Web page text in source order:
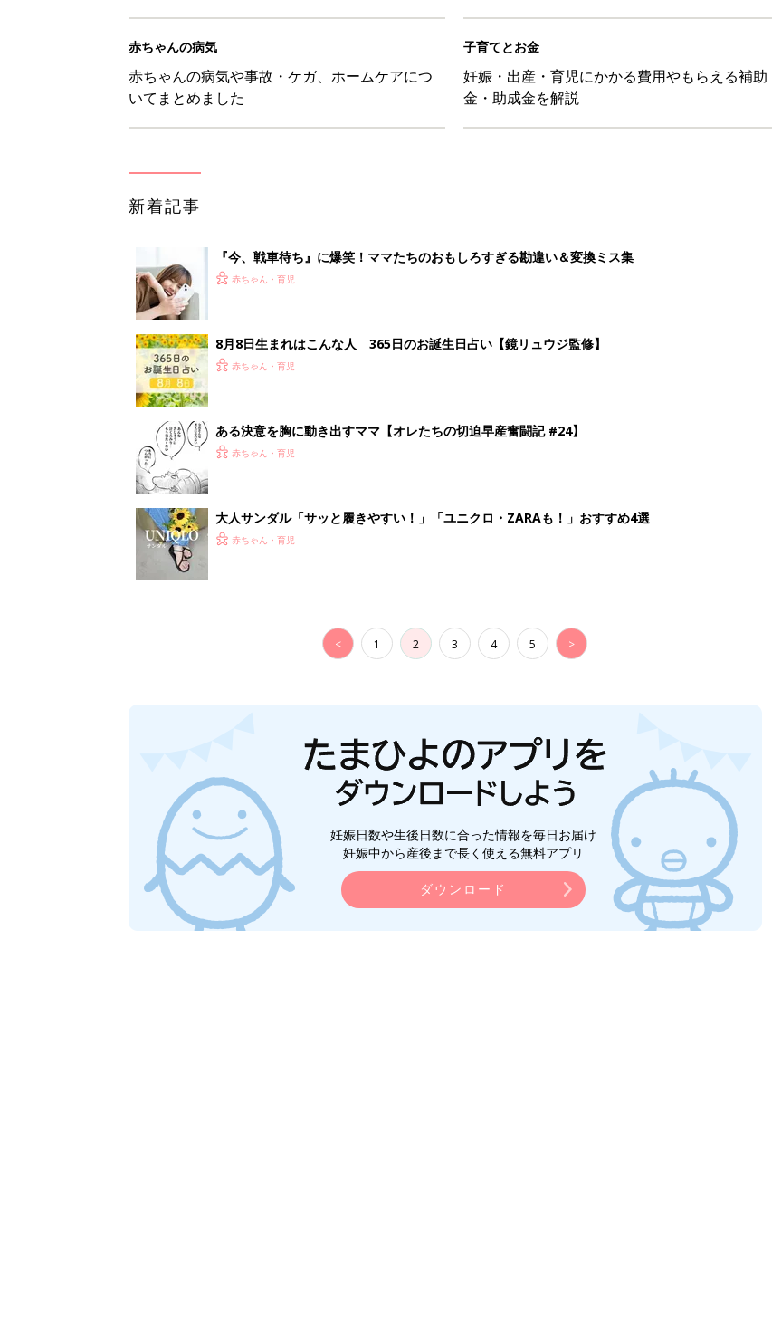
赤ちゃんの病気
赤ちゃんの病気や事故・ケガ、ホームケアにつ
いてまとめました
子育てとお金
妊娠・出産・育児にかかる費用やもらえる補助
金・助成金を解説
新着記事
『今、戦車待ち』に爆笑！ママたちのおもしろすぎる勘違い＆変換ミス集
赤ちゃん・育児
8月8日生まれはこんな人 365日のお誕生日占い【鏡リュウジ監修】
赤ちゃん・育児
ある決意を胸に動き出すママ【オレたちの切迫早産奮闘記 #24】
赤ちゃん・育児
大人サンダル「サッと履きやすい！」「ユニクロ・ZARAも！」おすすめ4選
赤ちゃん・育児
< 1 2 3 4 5 >
妊娠日数や生後日数に合った情報を毎日お届け
妊娠中から産後まで長く使える無料アプリ
ダウンロード